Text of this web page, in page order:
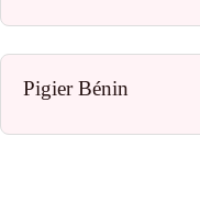
Pigier Bénin